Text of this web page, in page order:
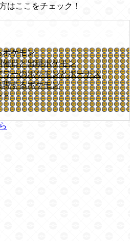
はここをチェック！
ポケモン
日と出現ポケモン
ーのポケモンとボーナス
するポケモン
ト